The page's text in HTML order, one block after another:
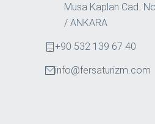
Musa Kaplan Cad.
/ ANKARA
+90 532 139 67 40
info@fersaturizm.com